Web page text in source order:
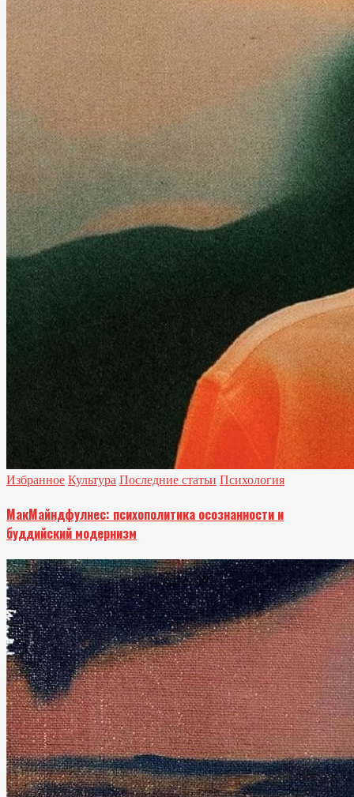
Избранное Культура Последние статьи Психология
МакМайндфулнес: психополитика осознанности и
буддийский модернизм